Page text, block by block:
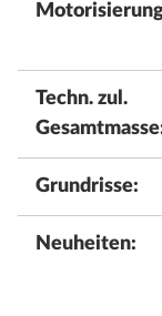
Techn. zul.
Grundrisse:
Neuheiten: